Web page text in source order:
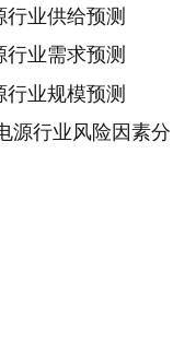
业供给预测
业需求预测
业规模预测
源行业风险因素分